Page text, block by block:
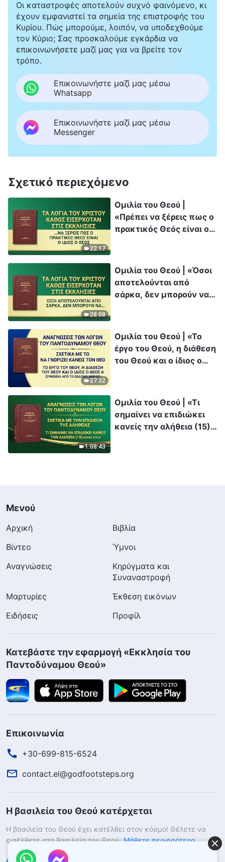
Οι καταστροφές αποτελούν συχνό φαινόμενο, κι
έχουν εμφανιστεί τα σημεία της επιστροφής του
Κυρίου. Πώς μπορούμε, λοιπόν, να υποδεχθούμε
τον Κύριο; Σας προσκαλούμε εγκάρδια να
επικοινωνήσετε μαζί μας για να βρείτε τον
τρόπο.
Επικοινωνήστε μαζί μας μέσω
Whatsapp
Επικοινωνήστε μαζί μας μέσω
Messenger
Σχετικό περιεχόμενο
22:17
Ομιλία του Θεού |
«Πρέπει να ξέρεις πως ο
πρακτικός Θεός είναι ο
28:08
Ομιλία του Θεού | «Όσοι
αποτελούνται από
σάρκα, δεν μπορούν να
27:32
Ομιλία του Θεού | «Το
έργο του Θεού, η διάθεση
του Θεού και ο ίδιος ο
1:08:43
Ομιλία του Θεού | «Τι
σημαίνει να επιδιώκει
κανείς την αλήθεια (15)»
Μενού
Αρχική
Βιβλία
Βίντεο
Ύμνοι
Αναγνώσεις
Κηρύγματα και
Συναναστροφή
Μαρτυρίες
Έκθεση εικόνων
Ειδήσεις
Προφίλ
Κατεβάστε την εφαρμογή «Εκκλησία του
Παντοδύναμου Θεού»
Επικοινωνία
+30-699-815-6524
contact.el@godfootsteps.org
Η βασιλεία του Θεού κατέρχεται
Η βασιλεία του Θεού έχει κατέλθει στον κόσμο! Θέλετε να
εισέλθετε στη βασιλεία του Θεού; Μάθετε περισσότερα